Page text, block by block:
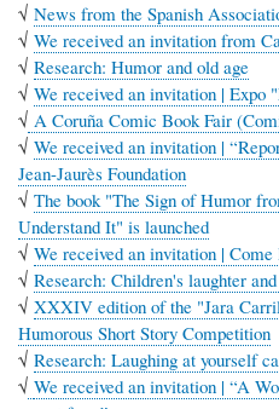
√ News from the Spanish
√ We received an invitation from
√ Research: Humor and old age
√ We received an invitation | Expo
√ A Coruña Comic Book Fair
√ We received an invitation |
Jean-Jaurès Foundation
√ The book "The Sign of Humor
Understand It" is launched
√ We received an invitation |
√ Research: Children's laughter
√ XXXIV edition of the "Jara
Humorous Short Story Competition
√ Research: Laughing at yourself
√ We received an invitation | “A